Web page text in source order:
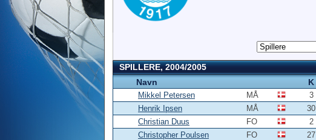
SPILLERE, 2004/2005
Navn
K
Mikkel Petersen MÅ 3
Henrik Ipsen
MÅ 30
Christian Duus
FO 2
Christopher Poulsen
FO 27